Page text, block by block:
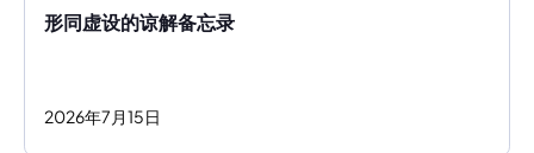
形同虚设的谅解备忘录
2026年7 月15日